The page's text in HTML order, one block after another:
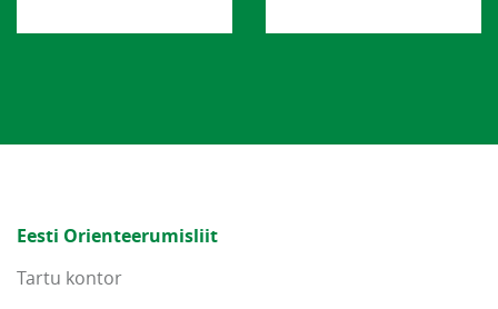
Eesti Orienteerumisliit
Tartu kontor